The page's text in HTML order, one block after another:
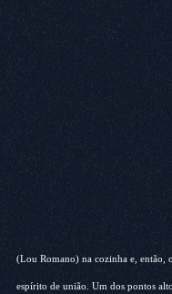
(Lou Romano) na cozinha e, então,
espírito de união. Um dos pontos